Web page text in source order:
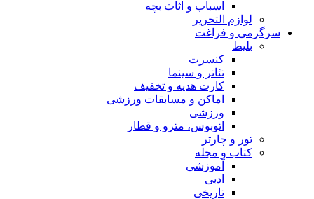
اسباب و اثاث بچه
لوازم التحریر
سرگرمی و فراغت
بلیط
کنسرت
تئاتر و سینما
کارت هدیه و تخفیف
اماکن و مسابقات ورزشی
ورزشی
اتوبوس، مترو و قطار
تور و چارتر
کتاب و مجله
آموزشی
ادبی
تاریخی